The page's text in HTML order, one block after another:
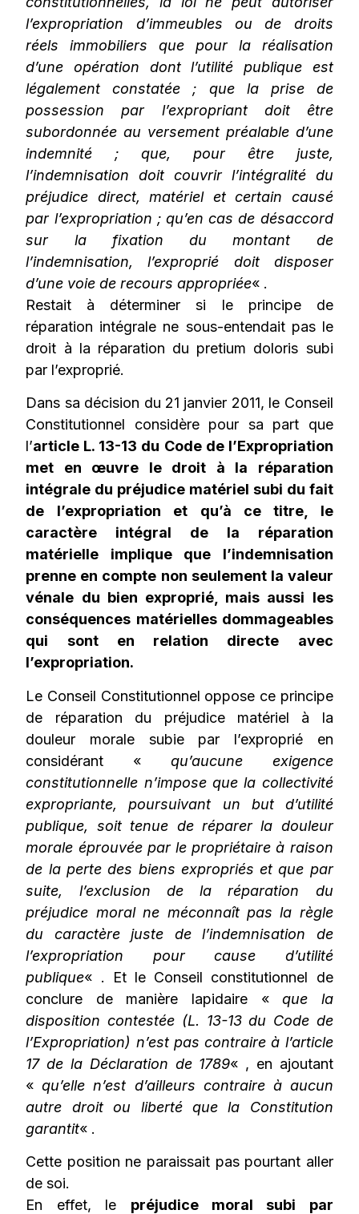
l’expropriation d’immeubles ou de droits
réels immobiliers que pour la réalisation
d’une opération dont l’utilité publique est
légalement constatée ; que la prise de
possession par l’expropriant doit être
subordonnée au versement préalable d’une
indemnité ; que, pour être juste,
l’indemnisation doit couvrir l’intégralité du
préjudice direct, matériel et certain causé
par l’expropriation ; qu’en cas de désaccord
sur la fixation du montant de
l’indemnisation, l’exproprié doit disposer
d’une voie de recours appropriée« .
Restait à déterminer si le principe de
réparation intégrale ne sous-entendait pas le
droit à la réparation du pretium doloris subi
par l’exproprié.
Dans sa décision du 21 janvier 2011, le Conseil
Constitutionnel considère pour sa part que
l’article L. 13-13 du Code de l’Expropriation
met en œuvre le droit à la réparation
intégrale du préjudice matériel subi du fait
de l’expropriation et qu’à ce titre, le
caractère intégral de la réparation
matérielle implique que l’indemnisation
prenne en compte non seulement la valeur
vénale du bien exproprié, mais aussi les
conséquences matérielles dommageables
qui sont en relation directe avec
l’expropriation.
Le Conseil Constitutionnel oppose ce principe
de réparation du préjudice matériel à la
douleur morale subie par l’exproprié en
considérant « qu’aucune exigence
constitutionnelle n’impose que la collectivité
expropriante, poursuivant un but d’utilité
publique, soit tenue de réparer la douleur
morale éprouvée par le propriétaire à raison
de la perte des biens expropriés et que par
suite, l’exclusion de la réparation du
préjudice moral ne méconnaît pas la règle
du caractère juste de l’indemnisation de
l’expropriation pour cause d’utilité
publique« . Et le Conseil constitutionnel de
conclure de manière lapidaire «que la
disposition contestée (L. 13-13 du Code de
l’Expropriation) n’est pas contraire à l’article
17 de la Déclaration de 1789« , en ajoutant
«qu’elle n’est d’ailleurs contraire à aucun
autre droit ou liberté que la Constitution
garantit« .
Cette position ne paraissait pas pourtant aller
de soi.
En effet, le préjudice moral subi par